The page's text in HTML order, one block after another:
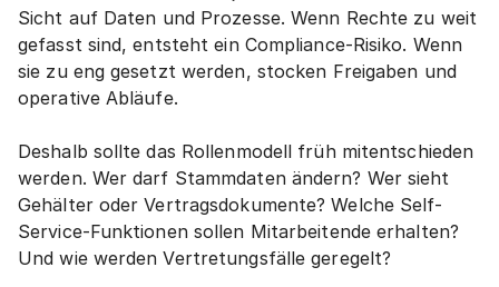
Sicht auf Daten und Prozesse. Wenn Rechte zu weit
gefasst sind, entsteht ein Compliance-Risiko. Wenn
sie zu eng gesetzt werden, stocken Freigaben und
operative Abläufe.
Deshalb sollte das Rollenmodell früh mitentschieden
werden. Wer darf Stammdaten ändern? Wer sieht
Gehälter oder Vertragsdokumente? Welche Self-
Service-Funktionen sollen Mitarbeitende erhalten?
Und wie werden Vertretungsfälle geregelt?